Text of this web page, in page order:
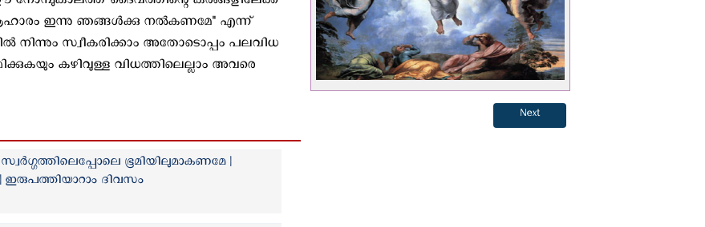
ആഹാരം ഇന്നു ഞങ്ങൾക്കു നൽകണമേ" എന്ന്
നിന്നും സ്വീകരിക്കാം അതോടൊപ്പം പലവിധ
കഴിവുള്ള വിധത്തിലെല്ലാം അവരെ
ഭൂമിയിലുമാകണമേ |
ദിവസം
Next